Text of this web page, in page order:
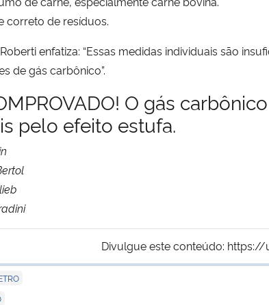
correto de resíduos.
enfatiza: “Essas medidas individuais são
de gás carbônico”.
O gás
pelo efeito estufa.
Divulgue este conteúdo: https://